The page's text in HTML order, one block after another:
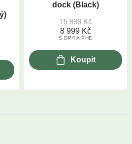
dock (Black)
15 999Kč
8 999 Kč
S DPH A PHE
Koupit